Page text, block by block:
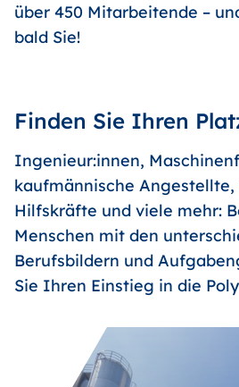
über 450 Mitarbeitende –
bald Sie!
Finden Sie Ihren
Ingenieur:innen,
kaufmännische
Hilfskräfte und viele mehr:
Menschen mit den
Berufsbildern und
Sie Ihren Einstieg in die